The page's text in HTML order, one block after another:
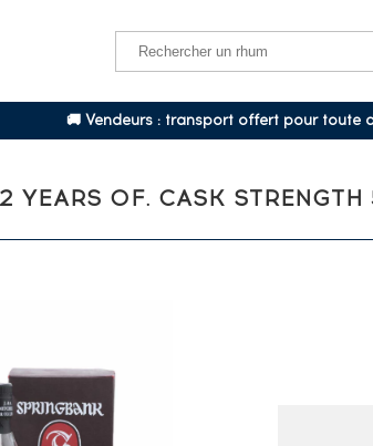
🚚 Vendeurs : transport offert pour toute
YEARS OF. CASK STRENGTH